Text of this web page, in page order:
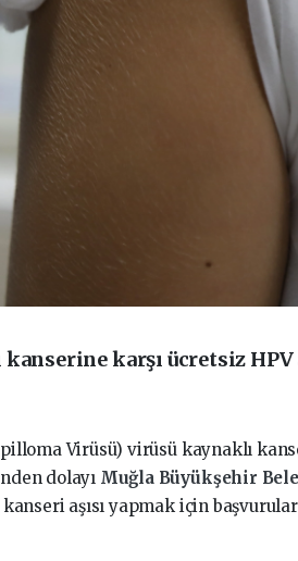
karşı ücretsiz HPV
Virüsü) virüsü kaynaklı
dolayı Muğla Büyükşehir
aşısı yapmak için